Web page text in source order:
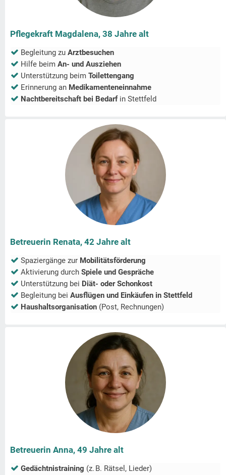
Pflegekraft Magdalena, 38 Jahre alt
Begleitung zu Arztbesuchen
Hilfe beim An- und Ausziehen
Unterstützung beim Toilettengang
Erinnerung an Medikamenteneinnahme
Nachtbereitschaft bei Bedarfin Stettfeld
Betreuerin Renata, 42 Jahre alt
Spaziergänge zur Mobilitätsförderung
Aktivierung durch Spiele und Gespräche
Unterstützung bei Diät- oder Schonkost
Begleitung bei Ausflügen und Einkäufen in Stettfeld
Haushaltsorganisation (Post, Rechnungen)
Betreuerin Anna, 49 Jahre alt
Gedächtnistraining (z. B. Rätsel, Lieder)